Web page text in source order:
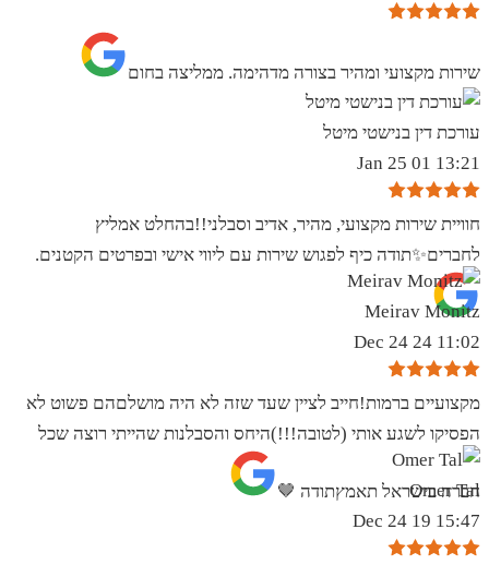
שירות מקצועי ומהיר בצורה מדהימה. ממליצה בחום
עורכת דין בנישטי מיטל
13:21 01 Jan 25
חוויית שירות מקצועי, מהיר, אדיב וסבלני!!בהחלט אמליץ
לחברים✨️תודה כיף לפגוש שירות עם ליווי אישי ובפרטים הקטנים.
Meirav Monitz
11:02 24 Dec 24
מקצועיים ברמות!חייב לציין שעד שזה לא היה מושלםהם פשוט לא
הפסיקו לשגע אותי (לטובה!!!)היחס והסבלנות שהייתי רוצה שכל
חברה בישראל תאמץתודה 🤎
Omer Tal
15:47 19 Dec 24